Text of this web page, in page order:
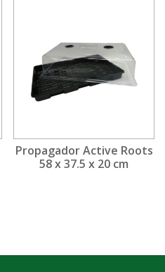
Propagador Active Roots
58 x 37.5 x 20 cm